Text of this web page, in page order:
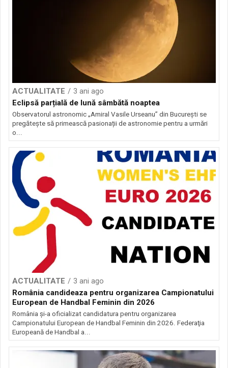
ACTUALITATE
3 ani ago
Eclipsă parțială de lună sâmbătă noaptea
Observatorul astronomic „Amiral Vasile Urseanu” din București se
pregătește să primească pasionații de astronomie pentru a urmări
o...
ACTUALITATE
3 ani ago
România candideaza pentru organizarea Campionatului
European de Handbal Feminin din 2026
România și-a oficializat candidatura pentru organizarea
Campionatului European de Handbal Feminin din 2026. Federaţia
Europeană de Handbal a...